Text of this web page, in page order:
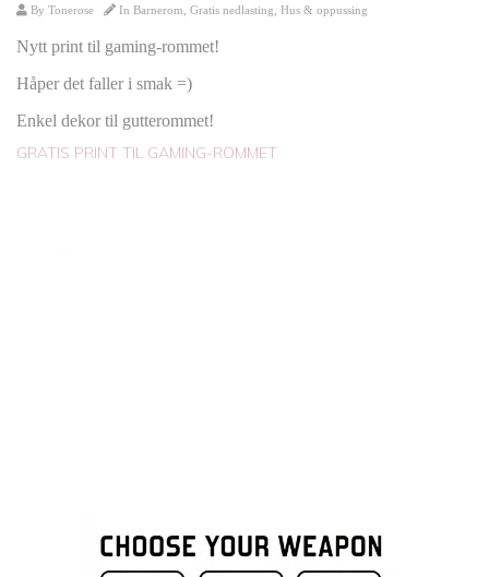
By Tonerose In Barnerom Gratis nedlasting Hus & oppussing
Nytt print til gaming-rommet!
Håper det faller i smak =)
Enkel dekor til gutterommet!
GRATIS PRINT TIL GAMING-ROMMET